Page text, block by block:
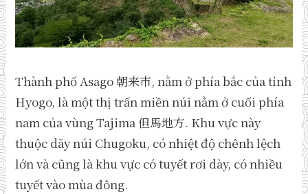
Thành phố Asago 朝来市, nằm ở phía bắc của tỉnh
Hyogo, là một thị trấn miền núi nằm ở cuối phía
nam của vùng Tajima 但馬地方. Khu vực này
thuộc dãy núi Chugoku, có nhiệt độ chênh lệch
lớn và cũng là khu vực có tuyết rơi dày, có nhiều
tuyết vào mùa đông.